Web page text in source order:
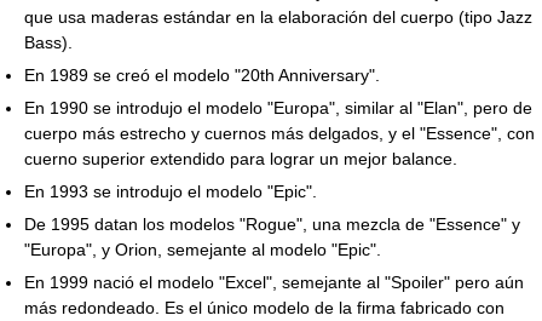
que usa maderas estándar en la elaboración del cuerpo (tipo Jazz
Bass).
En 1989 se creó el modelo "20th Anniversary".
En 1990 se introdujo el modelo "Europa", similar al "Elan", pero de
cuerpo más estrecho y cuernos más delgados, y el "Essence", con
cuerno superior extendido para lograr un mejor balance.
En 1993 se introdujo el modelo "Epic".
De 1995 datan los modelos "Rogue", una mezcla de "Essence" y
"Europa", y Orion, semejante al modelo "Epic".
En 1999 nació el modelo "Excel", semejante al "Spoiler" pero aún
más redondeado. Es el único modelo de la firma fabricado con